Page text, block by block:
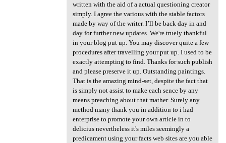
written with the aid of a actual questioning creator
simply. I agree the various with the stable factors
made by way of the writer. I’ll be back day in and
day for further new updates. We're truely thankful
in your blog put up. You may discover quite a few
procedures after travelling your put up. I used to be
exactly attempting to find. Thanks for such publish
and please preserve it up. Outstanding paintings.
That is the amazing mind-set, despite the fact that
is simply not assist to make each sence by any
means preaching about that mather. Surely any
method many thank you in addition to i had
enterprise to promote your own article in to
delicius nevertheless it's miles seemingly a
predicament using your facts web sites are you able